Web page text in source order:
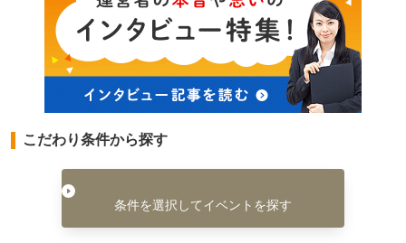
こだわり条件から探す
条件を選択してイベントを探す